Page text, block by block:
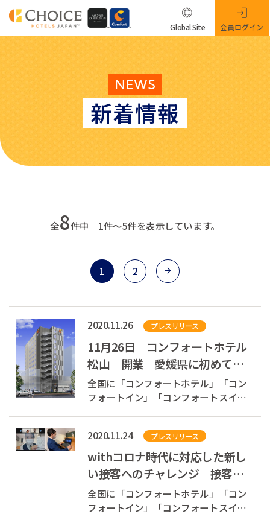
NEWS
新着情報
Global Site 会員ログイン
全8件中 1件～5件を表示しています。
1 2
2020.11.26 プレスリリース
11月26日 コンフォートホテル
松山 開業 愛媛県に初めての
コンフォートホテルが誕生
全国に「コンフォートホテル」「コン
フォートイン」「コンフォートスイー
代表取締役社長：村木 雄哉、以下チョ
イスホテルズジャパン）は、2020年11
月26日（木）、愛媛県松山市に「コン
フォート...
2020.11.24 プレスリリース
withコロナ時代に対応した新し
い接客へのチャレンジ 接客コ
ンテストをオンラインで開催
より多くのス...
全国に「コンフォートホテル」「コン
フォートイン」「コンフォートスイー